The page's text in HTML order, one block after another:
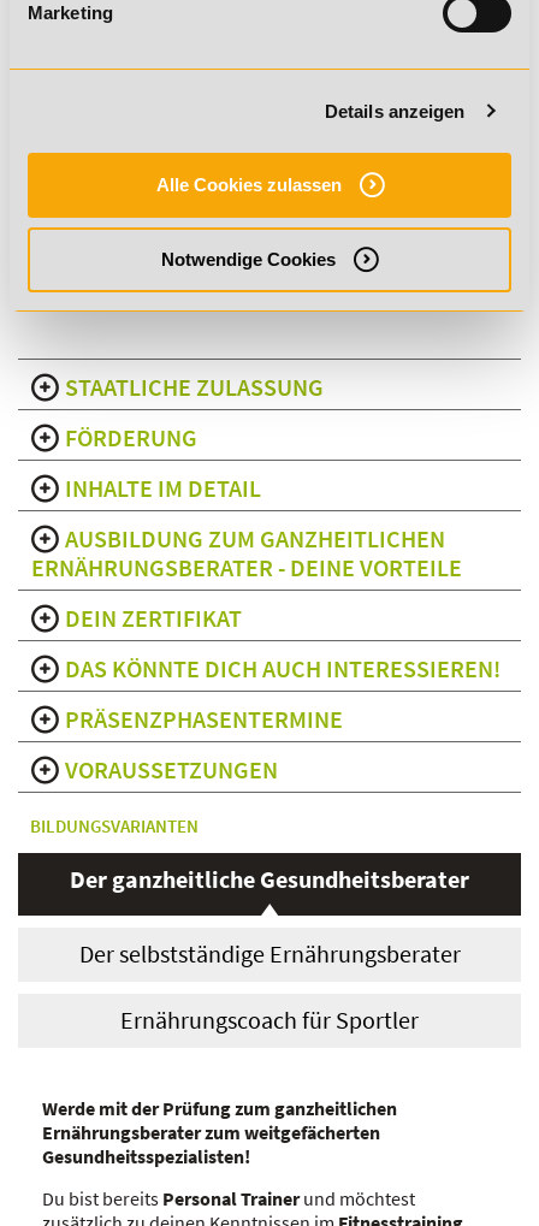
Marketing
Details anzeigen
Alle Cookies zulassen
Notwendige Cookies
KÖNNEN WIR DICH
Termin Rückruf
WhatsApp
STAATLICHE ZULASSUNG
FÖRDERUNG
INHALTE IM DETAIL
AUSBILDUNG ZUM GANZHEITLICHEN
ERNÄHRUNGSBERATER - DEINE VORTEILE
DEIN ZERTIFIKAT
DAS KÖNNTE DICH AUCH INTERESSIEREN!
PRÄSENZPHASENTERMINE
VORAUSSETZUNGEN
BILDUNGSVARIANTEN
Der ganzheitliche Gesundheitsberater
Der selbstständige Ernährungsberater
Ernährungscoach für Sportler
Werde mit der Prüfung zum ganzheitlichen
Ernährungsberater zum weitgefächerten
Gesundheitsspezialisten!
Du bist bereits Personal Trainerund möchtest